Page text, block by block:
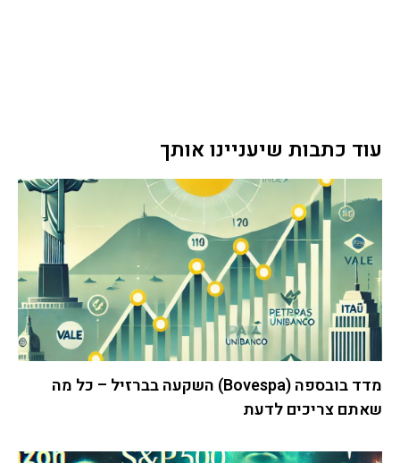
עוד כתבות שיעניינו אותך
מדד בובספה (Bovespa) השקעה בברזיל – כל מה
שאתם צריכים לדעת